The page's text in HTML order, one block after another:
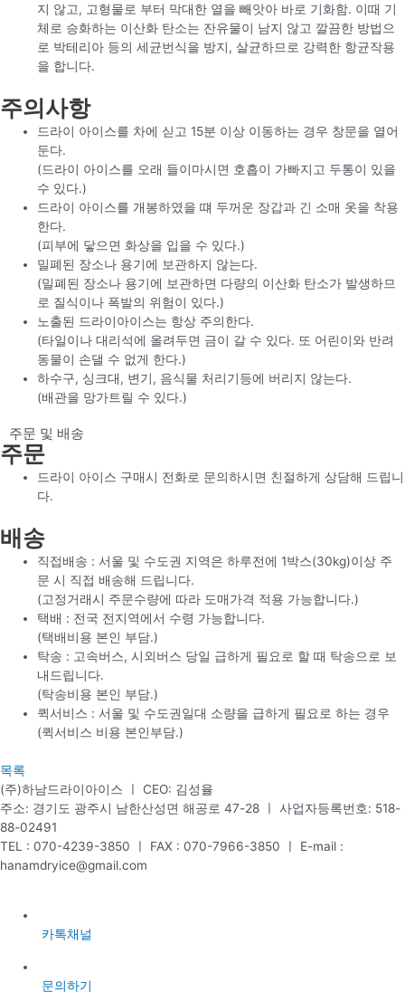
지 않고, 고형물로 부터 막대한 열을 빼앗아 바로 기화함. 이때 기
체로 승화하는 이산화 탄소는 잔유물이 남지 않고 깔끔한 방법으
로 박테리아 등의 세균번식을 방지, 살균하므로 강력한 항균작용
을 합니다.
주의사항
드라이 아이스를 차에 싣고 15분 이상 이동하는 경우 창문을 열어
둔다.
(드라이 아이스를 오래 들이마시면 호흡이 가빠지고 두통이 있을
수 있다.)
드라이 아이스를 개봉하였을 떄 두꺼운 장갑과 긴 소매 옷을 착용
한다.
(피부에 닿으면 화상을 입을 수 있다.)
밀폐된 장소나 용기에 보관하지 않는다.
(밀폐된 장소나 용기에 보관하면 다량의 이산화 탄소가 발생하므
로 질식이나 폭발의 위험이 있다.)
노출된 드라이아이스는 항상 주의한다.
(타일이나 대리석에 올려두면 금이 갈 수 있다. 또 어린이와 반려
동물이 손댈 수 없게 한다.)
하수구, 싱크대, 변기, 음식물 처리기등에 버리지 않는다.
(배관을 망가트릴 수 있다.)
주문 및 배송
주문
드라이 아이스 구매시 전화로 문의하시면 친절하게 상담해 드립니
다.
배송
직접배송 : 서울 및 수도권 지역은 하루전에 1박스(30kg)이상 주
문 시 직접 배송해 드립니다.
(고정거래시 주문수량에 따라 도매가격 적용 가능합니다.)
택배 : 전국 전지역에서 수령 가능합니다.
(택배비용 본인 부담.)
탁송 : 고속버스, 시외버스 당일 급하게 필요로 할 때 탁송으로 보
내드립니다.
(탁송비용 본인 부담.)
퀵서비스 : 서울 및 수도권일대 소량을 급하게 필요로 하는 경우
(퀵서비스 비용 본인부담.)
목록
(주)하남드라이아이스 ㅣ CEO: 김성율
주소: 경기도 광주시 남한산성면 해공로 47-28 ㅣ 사업자등록번호: 518-
88-02491
TEL : 070-4239-3850 ㅣ FAX : 070-7966-3850 ㅣ E-mail :
hanamdryice@gmail.com
카톡채널
문의하기